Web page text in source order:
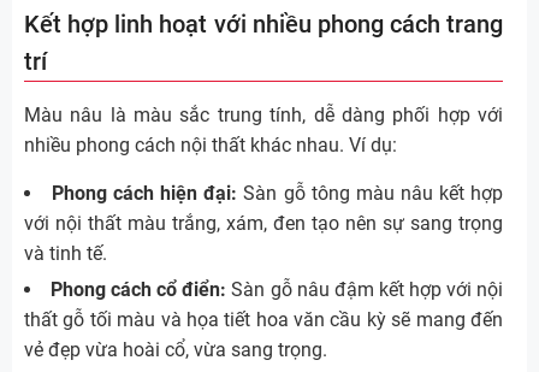
Kết hợp linh hoạt với nhiều phong cách trang
trí
Màu nâu là màu sắc trung tính, dễ dàng phối hợp với
nhiều phong cách nội thất khác nhau. Ví dụ:
Phong cách hiện đại: Sàn gỗ tông màu nâu kết hợp
với nội thất màu trắng, xám, đen tạo nên sự sang trọng
và tinh tế.
Phong cách cổ điển: Sàn gỗ nâu đậm kết hợp với nội
thất gỗ tối màu và họa tiết hoa văn cầu kỳ sẽ mang đến
vẻ đẹp vừa hoài cổ, vừa sang trọng.